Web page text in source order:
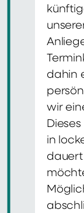
dahin
wir
in
dauert